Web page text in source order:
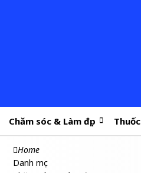
Chăm sóc & Làm đẹp Thuốc
Home
Danh mục